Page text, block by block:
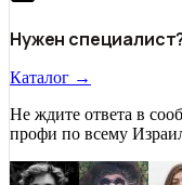
Нужен
Каталог →
Не ждите ответа в
профи по всему